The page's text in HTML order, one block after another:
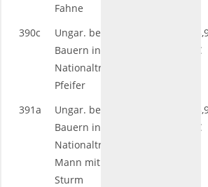
Fahne
390c
Ungar. bewaffn.
Bauern in
Nationaltracht,
Pfeifer
€
391a
Ungar. bewaffn.
Bauern in
Nationaltracht,
Mann mit Speer im
Sturm
€